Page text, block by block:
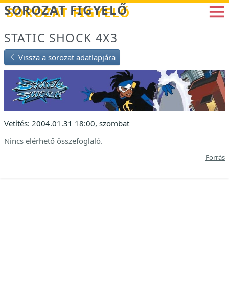
Betöltés...
SOROZAT FIGYELŐ
STATIC SHOCK 4X3
Vissza a sorozat adatlapjára
Vetítés: 2004.01.31 18:00, szombat
Nincs elérhető összefoglaló.
Forrás